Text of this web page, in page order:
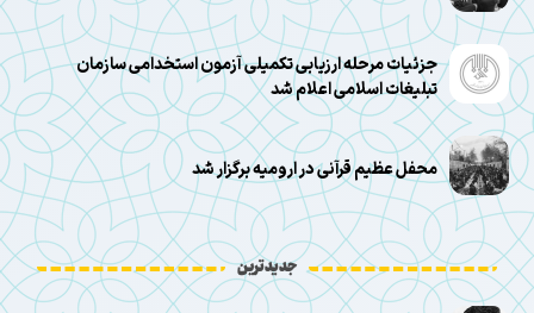
جزئیات مرحله ارزیابی تکمیلی آزمون استخدامی سازمان
تبلیغات اسلامی اعلام شد
محفل عظیم قرآنی در ارومیه برگزار شد
جدیدترین